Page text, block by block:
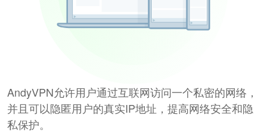
AndyVPN允许用户通过互联网访问一个私密的网络，
并且可以隐匿用户的真实IP地址，提高网络安全和隐
私保护。